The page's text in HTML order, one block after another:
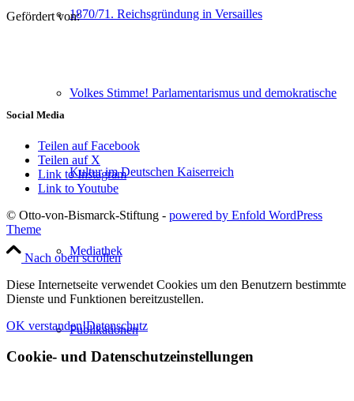
1870/71. Reichsgründung in Versailles
Volkes Stimme! Parlamentarismus und demokratische
Kultur im Deutschen Kaiserreich
Mediathek
Publikationen
Gefördert von:
Social Media
Teilen auf Facebook
Teilen auf X
Link to Instagram
Link to Youtube
© Otto-von-Bismarck-Stiftung - powered by Enfold WordPress
Theme
Nach oben scrollen
Diese Internetseite verwendet Cookies um den Benutzern bestimmte
Dienste und Funktionen bereitzustellen.
OK verstanden!Datenschutz
Cookie- und Datenschutzeinstellungen